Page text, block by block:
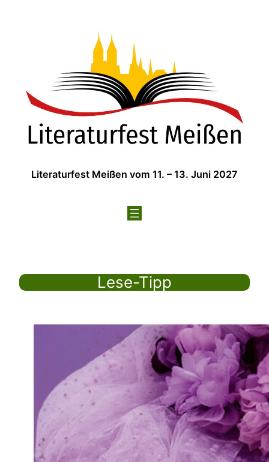
Literaturfest Meißen vom 11. – 13. Juni 2027
Lese-Tipp